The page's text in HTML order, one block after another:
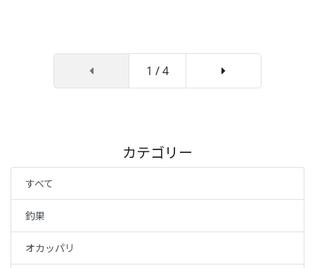
1 / 4
カテゴリー
すべて
釣果
オカッパリ